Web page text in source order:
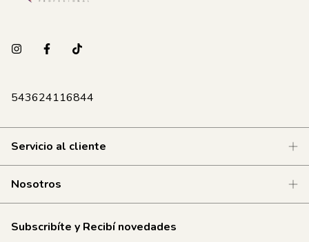
543624116844
Servicio al cliente
Nosotros
Subscribíte y Recibí novedades